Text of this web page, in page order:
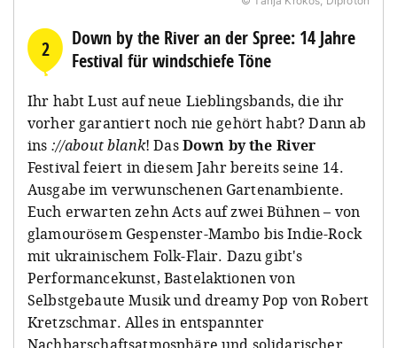
2
Down by the River an der Spree: 14 Jahre
Festival für windschiefe Töne
Ihr habt Lust auf neue Lieblingsbands, die ihr
vorher garantiert noch nie gehört habt? Dann ab
ins ://about blank! DasDown by the River
Festival feiert in diesem Jahr bereits seine 14.
Ausgabe im verwunschenen Gartenambiente.
Euch erwarten zehn Acts auf zwei Bühnen – von
glamourösem Gespenster-Mambo bis Indie-Rock
mit ukrainischem Folk-Flair. Dazu gibt's
Performancekunst, Bastelaktionen von
Selbstgebaute Musik und dreamy Pop von Robert
Kretzschmar. Alles in entspannter